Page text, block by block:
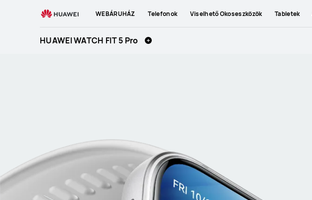
WEBÁRUHÁZ Telefonok Viselhető Okoseszközök Tabletek
HUAWEI WATCH FIT 5 Pro